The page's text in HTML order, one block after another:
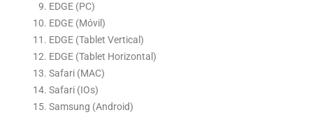
EDGE (PC)
EDGE (Móvil)
EDGE (Tablet Vertical)
EDGE (Tablet Horizontal)
Safari (MAC)
Safari (IOs)
Samsung (Android)